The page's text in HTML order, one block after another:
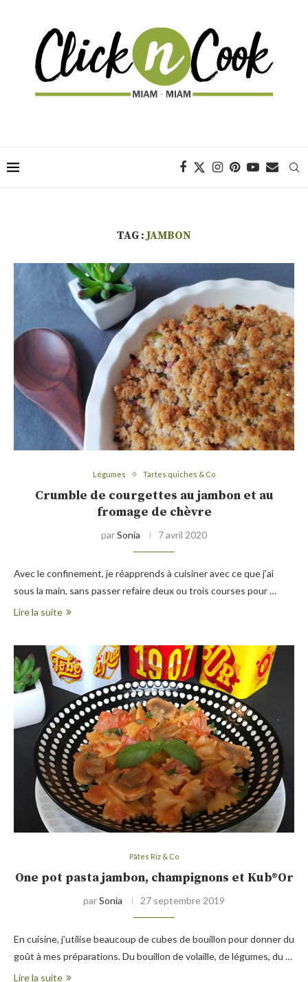
TAG :JAMBON
Légumes Tartes quiches & Co
Crumble de courgettes au jambon et au
fromage de chèvre
parSonia 7 avril 2020
Avec le confinement, je réapprends à cuisiner avec ce que j’ai
sous la main, sans passer refaire deux ou trois courses pour …
Lire la suite
Pâtes Riz & Co
One pot pasta jambon, champignons et Kub®Or
parSonia 27 septembre 2019
En cuisine, j’utilise beaucoup de cubes de bouillon pour donner du
goût à mes préparations. Du bouillon de volaille, de légumes, du …
Lire la suite